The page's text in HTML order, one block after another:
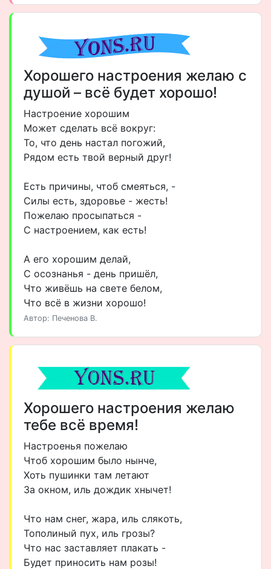
Хорошего настроения желаю с
душой – всё будет хорошо!
Настроение хорошим
Может сделать всё вокруг:
То, что день настал погожий,
Рядом есть твой верный друг!
Есть причины, чтоб смеяться, -
Силы есть, здоровье - жесть!
Пожелаю просыпаться -
С настроением, как есть!
А его хорошим делай,
С осознанья - день пришёл,
Что живёшь на свете белом,
Что всё в жизни хорошо!
Автор: Печенова В.
Хорошего настроения желаю
тебе всё время!
Настроенья пожелаю
Чтоб хорошим было нынче,
Хоть пушинки там летают
За окном, иль дождик хнычет!
Что нам снег, жара, иль слякоть,
Тополиный пух, иль грозы?
Что нас заставляет плакать -
Будет приносить нам розы!